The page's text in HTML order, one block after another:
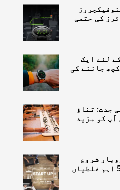
کی حتمی
لئے ایک
جاننے کی
جدت: تناؤ
کو مزید
شروع